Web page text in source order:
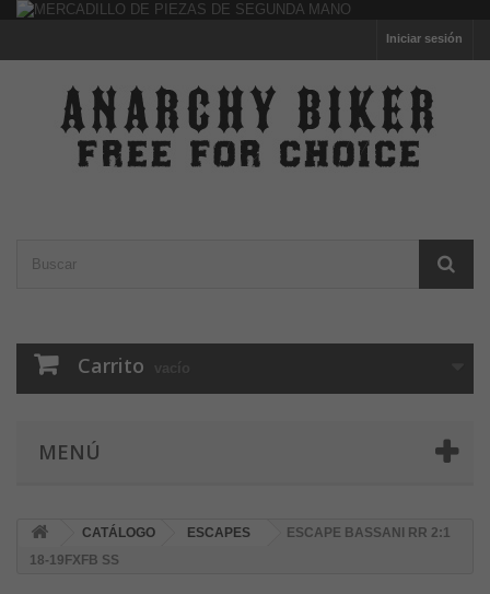
Iniciar sesión
Carrito vacío
MENÚ
CATÁLOGO ESCAPES
ESCAPE BASSANI RR 2:1
18-19FXFB SS